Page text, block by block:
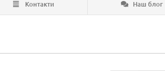
Контакти Наш блог